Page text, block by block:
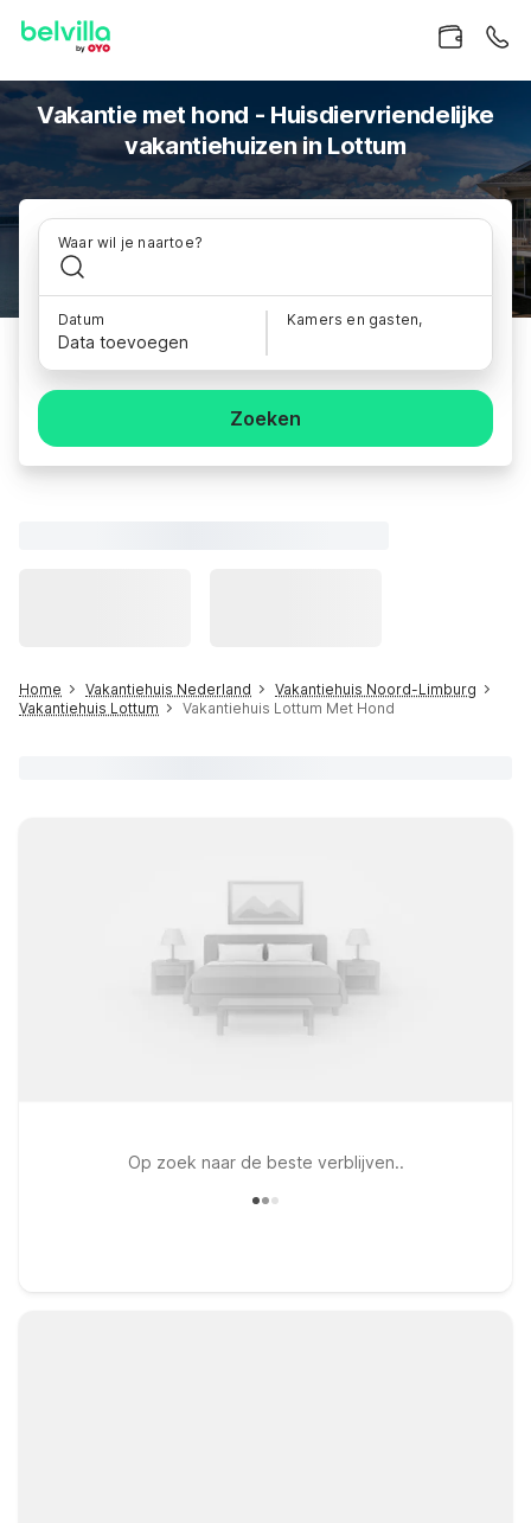
Vakantie met hond - Huisdiervriendelijke
vakantiehuizen in Lottum
Waar wil je naartoe?
Datum
Data toevoegen
Kamers en gasten,
Zoeken
Home Vakantiehuis Nederland
Vakantiehuis Noord-Limburg
Vakantiehuis Lottum
Vakantiehuis Lottum Met Hond
Op zoek naar de beste verblijven..